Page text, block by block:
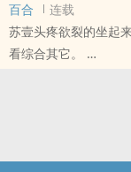
百合
连载
苏壹头疼欲裂的坐起
看综合其它。